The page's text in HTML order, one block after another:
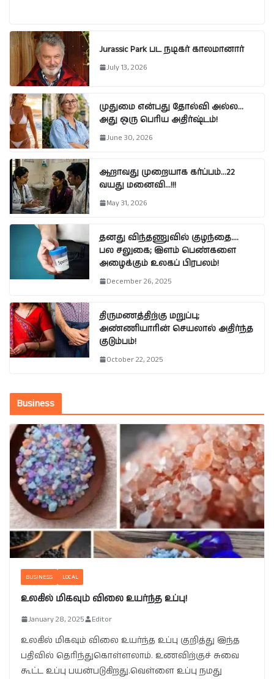
Jurassic Park பட நடிகர் காலமானார்
July 13, 2026
முதுமை என்பது தோல்வி அல்ல…
அது ஒரு பெரிய அதிர்ஷ்டம்!
June 30, 2026
ஆறாவது முறையாக கர்ப்பம்…22
வயது மனைவி…!!!
May 31, 2026
தனது விந்தணுவில் குழந்தை….
பல சலுகை; இளம் பெண்களை
அழைக்கும் உலகப் பிரபலம்!
December 26, 2025
திருமணத்திற்கு மறுப்பு;
அண்ணியாரின் செயலால் அதிர்ந்த
குடும்பம்!
October 22, 2025
Business
BUSINESS LOCAL
உலகில் மிகவும் விலை உயர்ந்த உப்பு!
January 28, 2025 Editor
உலகில் மிகவும் விலை உயர்ந்த உப்பு குறித்து இந்த
பதிவில் தெரிந்துகொள்ளலாம். உணவிற்குச் சுவை
கூட்ட உப்பு பயன்படுகிறது.வெள்ளை உப்பு நமது